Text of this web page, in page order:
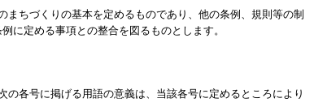
ちづくりの基本を定めるものであり、他の条例、規則等の制
に定める事項との整合を図るものとします。
各号に掲げる用語の意義は、当該各号に定めるところにより